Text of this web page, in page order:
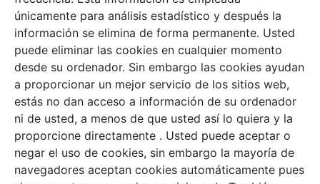
únicamente para análisis estadístico y después la
información se elimina de forma permanente. Usted
puede eliminar las cookies en cualquier momento
desde su ordenador. Sin embargo las cookies ayudan
a proporcionar un mejor servicio de los sitios web,
estás no dan acceso a información de su ordenador
ni de usted, a menos de que usted así lo quiera y la
proporcione directamente . Usted puede aceptar o
negar el uso de cookies, sin embargo la mayoría de
navegadores aceptan cookies automáticamente pues